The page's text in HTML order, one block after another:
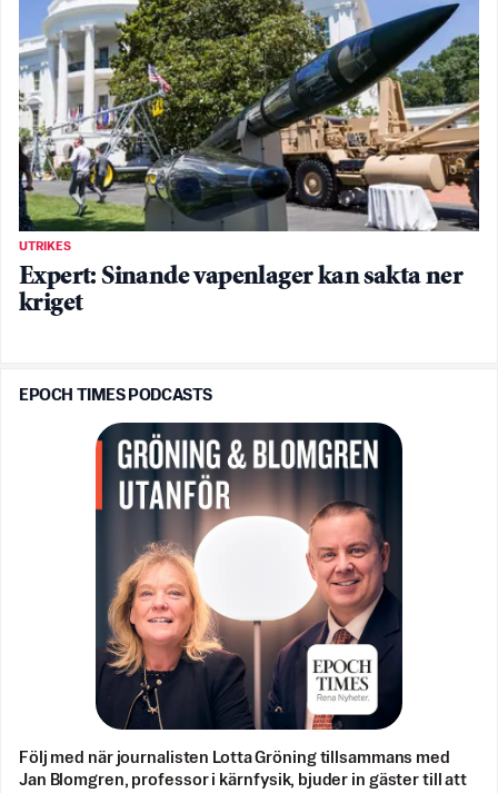
UTRIKES
Expert: Sinande vapenlager kan sakta ner
kriget
EPOCH TIMES PODCASTS
Följ med när journalisten Lotta Gröning tillsammans med
Jan Blomgren, professor i kärnfysik, bjuder in gäster till att